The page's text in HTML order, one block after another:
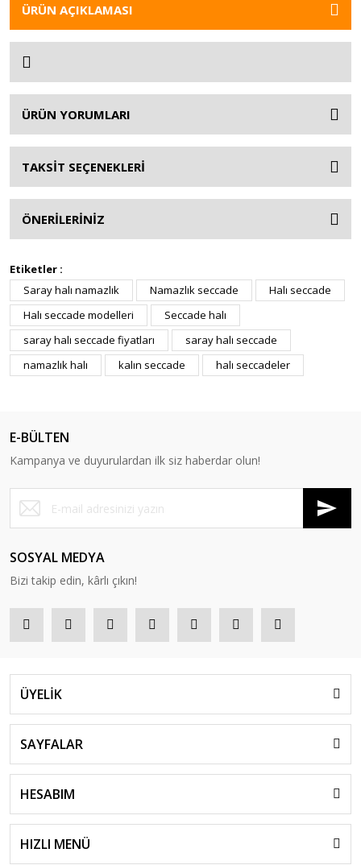
ÜRÜN AÇIKLAMASI
ÜRÜN YORUMLARI
TAKSİT SEÇENEKLERİ
ÖNERİLERİNİZ
Etiketler :
Saray halı namazlık
Namazlık seccade
Halı seccade
Halı seccade modelleri
Seccade halı
saray halı seccade fiyatları
saray halı seccade
namazlık halı
kalın seccade halı seccadeler
E-BÜLTEN
Kampanya ve duyurulardan ilk siz haberdar olun!
SOSYAL MEDYA
Bizi takip edin, kârlı çıkın!
ÜYELİK
SAYFALAR
HESABIM
HIZLI MENÜ